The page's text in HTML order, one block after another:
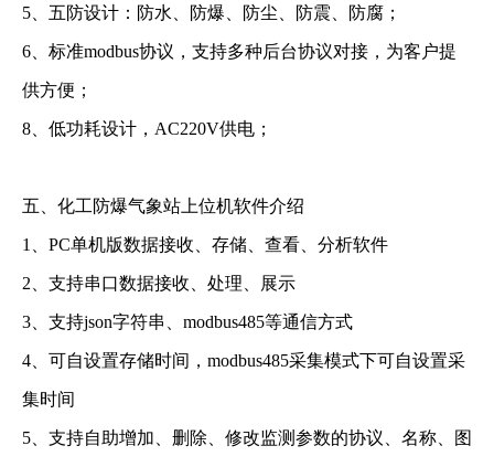
5、五防设计：防水、防爆、防尘、防震、防腐；
6、标准modbus协议，支持多种后台协议对接，为客户提
供方便；
8、低功耗设计，AC220V供电；
五、化工防爆气象站上位机软件介绍
1、PC单机版数据接收、存储、查看、分析软件
2、支持串口数据接收、处理、展示
3、支持json字符串、modbus485等通信方式
4、可自设置存储时间，modbus485采集模式下可自设置采
集时间
5、支持自助增加、删除、修改监测参数的协议、名称、图